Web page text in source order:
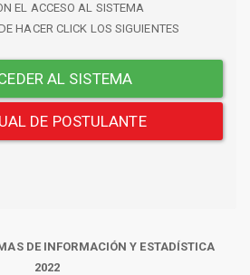
EL ACCESO AL SISTEMA
HACER CLICK LOS SIGUIENTES
AL SISTEMA
DE POSTULANTE
DE INFORMACIÓN Y ESTADÍSTICA
2022